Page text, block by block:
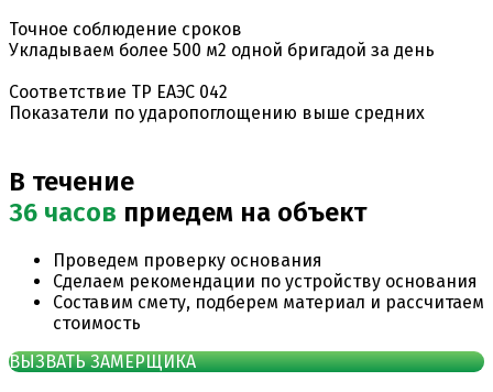
Точное соблюдение сроков
Укладываем более 500 м2 одной бригадой за день
Соответствие ТР ЕАЭС 042
Показатели по ударопоглощению выше средних
В течение
36 часов приедем на объект
Проведем проверку основания
Сделаем рекомендации по устройству основания
Составим смету, подберем материал и рассчитаем
стоимость
ВЫЗВАТЬ ЗАМЕРЩИКА